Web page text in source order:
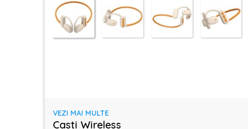
VEZI MAI MULTE
Casti Wireless